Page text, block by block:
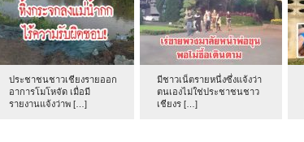
ประชาชนชาวเชียงรายออก
อาการโมโหจัด เมื่อมี
รายงานแจ้งว่าพ […]
มีชาวเน็ตรายหนึ่งซึ่งแจ้งว่า
ตนเองไม่ใช่ประชาชนชาว
เชียงร […]